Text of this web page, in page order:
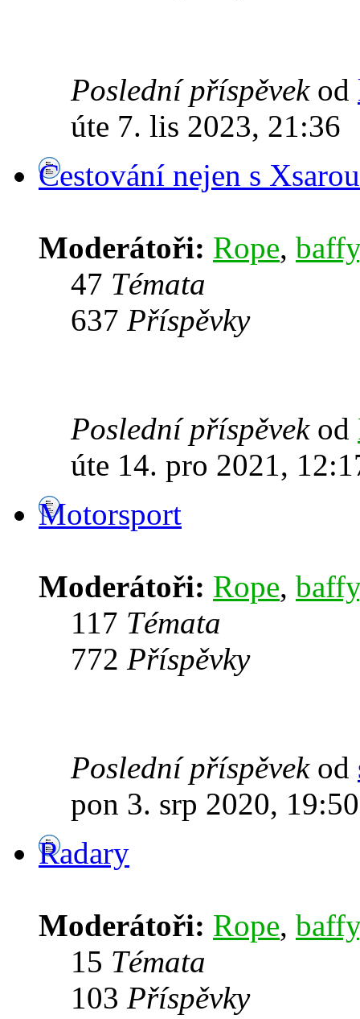
Poslední příspěvekod
úte 7. lis 2023, 21:36
Cestování nejen s Xsarou
Moderátoři: Rope, baffy
47 Témata
637 Příspěvky
Poslední příspěvekod
úte 14. pro 2021,
Motorsport
Moderátoři: Rope, baffy
117 Témata
772 Příspěvky
Poslední příspěvekod
pon 3. srp 2020, 19:50
Radary
Moderátoři: Rope, baffy
15 Témata
103 Příspěvky